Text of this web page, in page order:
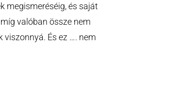
megismeréséig, és saját
valóban össze nem
És ez …. nem